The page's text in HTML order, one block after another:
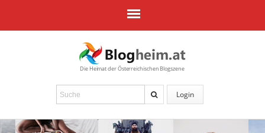
Die Heimat der Österreichischen Blogszene
Login